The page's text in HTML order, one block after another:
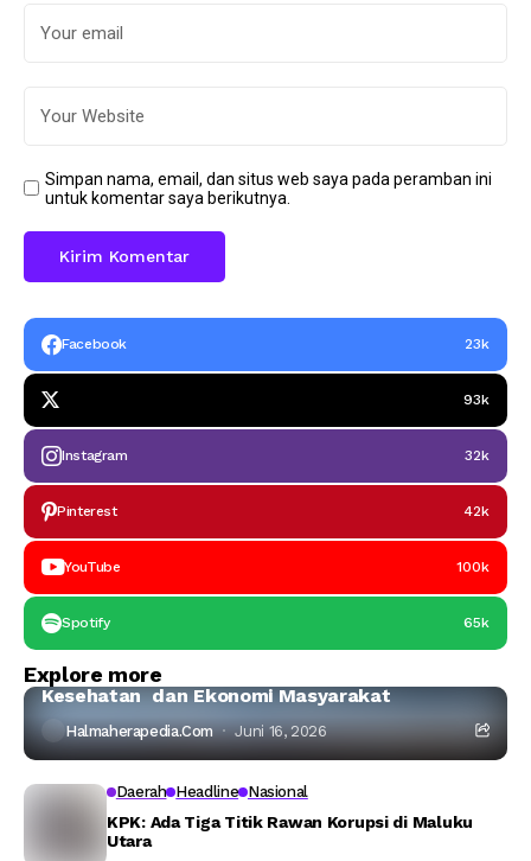
Simpan nama, email, dan situs web saya pada peramban ini
untuk komentar saya berikutnya.
Facebook 23k
93k
Instagram 32k
Pinterest 42k
YouTube 100k
Spotify 65k
Explore more
Ahli IPB:Tambang Nikel di Haltim Ancam Laut,
Kesehatan dan Ekonomi Masyarakat
Halmaherapedia.com Juni 16, 2026
Daerah Headline Nasional
KPK: Ada Tiga Titik Rawan Korupsi di Maluku
Utara